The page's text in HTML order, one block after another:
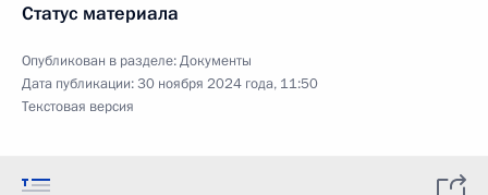
Статус материала
Опубликован в разделе:Документы
Дата публикации:30 ноября 2024 года, 11:50
Текстовая версия